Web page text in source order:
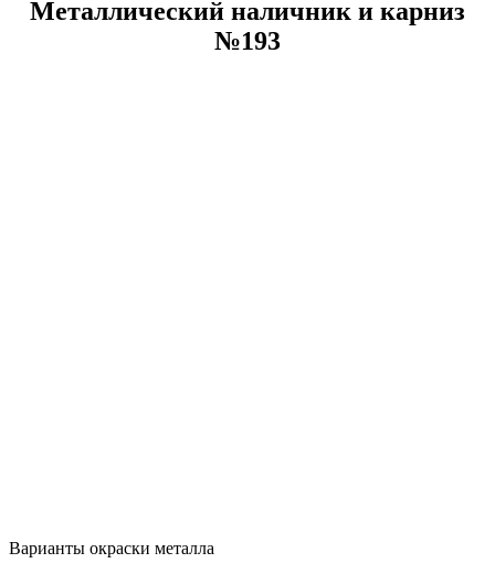
Металлический наличник и карниз
№193
Варианты окраски металла